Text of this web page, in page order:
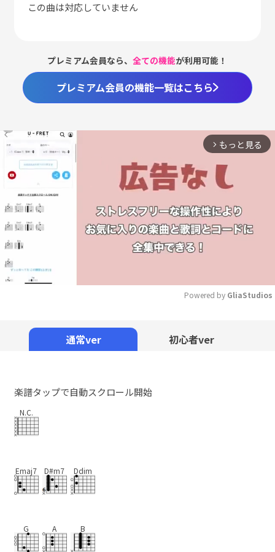
この曲は対応していません
プレミアム会員なら、全ての機能が利用可能！
プレミアム会員の機能一覧はこちら
arrow_forward_ios もっと見る
Powered by GliaStudios
通常ver 初心者ver
楽譜タップで自動スクロール開始
N.C.
Emaj7 D#m7 Ddim
G A B